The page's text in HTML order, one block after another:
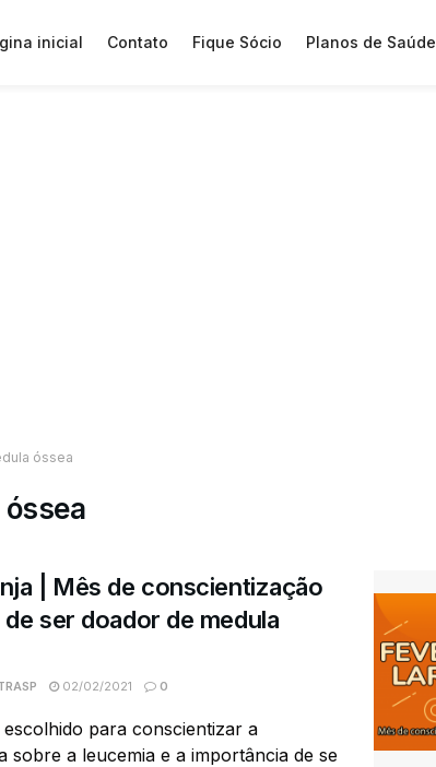
inicial Contato Fique Sócio Planos de Saúde
óssea
| Mês de conscientização
ser doador de medula
02/02/2021 0
para conscientizar a
sobre a leucemia e a importância de se